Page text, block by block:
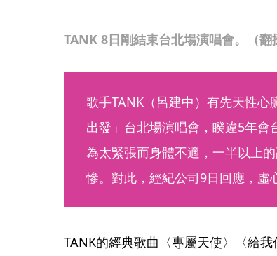
TANK 8日剛結束台北場演唱會。（翻
歌手TANK（呂建中）有先天性
出發」台北場演唱會，睽違5年會
為太緊張而身體不適，一半以上
慘。對此，經紀公司9日回應，虛
TANK的經典歌曲〈專屬天使〉〈給